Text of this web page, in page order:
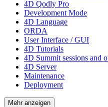
4D Qodly Pro
Development Mode
4D Language
ORDA
User Interface / GUI
4D Tutorials
4D Summit sessions and
4D Server
Maintenance
Deployment
Mehr anzeigen